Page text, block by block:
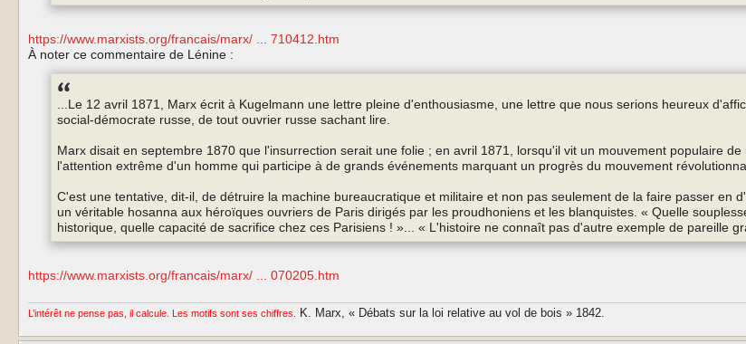
https://www.marxists.org/francais/marx/ ... 710412.htm
À noter ce commentaire de Lénine :
...Le 12 avril 1871, Marx écrit à Kugelmann une lettre pleine d'enthousiasme, une lettre que nous serions heureux
social‑démocrate russe, de tout ouvrier russe sachant lire.
Marx disait en septembre 1870 que l'insurrection serait une folie ; en avril 1871, lorsqu'il vit un mouvement populaire de
l'attention extrême d'un homme qui participe à de grands événements marquant un progrès du mouvement
C'est une tentative, dit‑il, de détruire la machine bureaucratique et militaire et non pas seulement de la faire passer en
un véritable hosanna aux héroïques ouvriers de Paris dirigés par les proudhoniens et les blanquistes. « Quelle
historique, quelle capacité de sacrifice chez ces Parisiens ! »... « L'histoire ne connaît pas d'autre exemple de pareille
https://www.marxists.org/francais/marx/ ... 070205.htm
L’intérêt ne pense pas, il calcule. Les motifs sont ses chiffres. K. Marx, « Débats sur la loi relative au vol de bois » 1842.